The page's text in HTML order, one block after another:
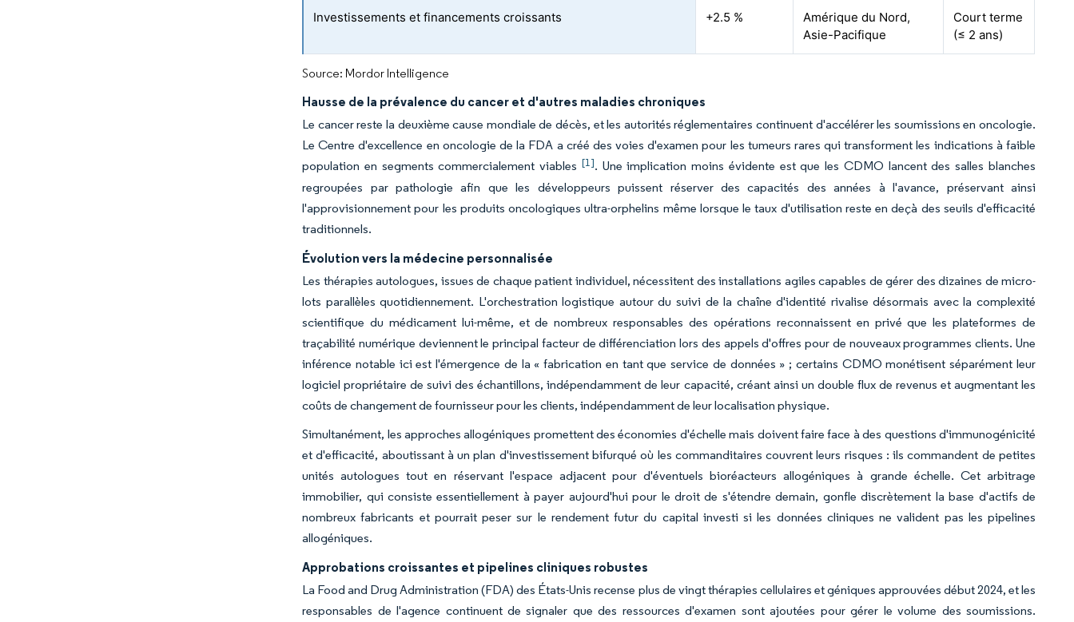
Investissements et financements croissants +2.5 %
Amérique du Nord,
Asie-Pacifique
Court terme
(≤ 2 ans)
Source: Mordor Intelligence
Hausse de la prévalence du cancer et d'autres maladies chroniques
Le cancer reste la deuxième cause mondiale de décès, et les autorités réglementaires continuent d'accélérer les soumissions en oncologie.
Le Centre d'excellence en oncologie de la FDA a créé des voies d'examen pour les tumeurs rares qui transforment les indications à faible
population en segments commercialement viables [1]. Une implication moins évidente est que les CDMO lancent des salles blanches
regroupées par pathologie afin que les développeurs puissent réserver des capacités des années à l'avance, préservant ainsi
l'approvisionnement pour les produits oncologiques ultra-orphelins même lorsque le taux d'utilisation reste en deçà des seuils d'efficacité
traditionnels.
Évolution vers la médecine personnalisée
Les thérapies autologues, issues de chaque patient individuel, nécessitent des installations agiles capables de gérer des dizaines de micro-
lots parallèles quotidiennement. L'orchestration logistique autour du suivi de la chaîne d'identité rivalise désormais avec la complexité
scientifique du médicament lui-même, et de nombreux responsables des opérations reconnaissent en privé que les plateformes de
traçabilité numérique deviennent le principal facteur de différenciation lors des appels d'offres pour de nouveaux programmes clients. Une
inférence notable ici est l'émergence de la « fabrication en tant que service de données » ; certains CDMO monétisent séparément leur
logiciel propriétaire de suivi des échantillons, indépendamment de leur capacité, créant ainsi un double flux de revenus et augmentant les
coûts de changement de fournisseur pour les clients, indépendamment de leur localisation physique.
Simultanément, les approches allogéniques promettent des économies d'échelle mais doivent faire face à des questions d'immunogénicité
et d'efficacité, aboutissant à un plan d'investissement bifurqué où les commanditaires couvrent leurs risques : ils commandent de petites
unités autologues tout en réservant l'espace adjacent pour d'éventuels bioréacteurs allogéniques à grande échelle. Cet arbitrage
immobilier, qui consiste essentiellement à payer aujourd'hui pour le droit de s'étendre demain, gonfle discrètement la base d'actifs de
nombreux fabricants et pourrait peser sur le rendement futur du capital investi si les données cliniques ne valident pas les pipelines
allogéniques.
Approbations croissantes et pipelines cliniques robustes
La Food and Drug Administration (FDA) des États-Unis recense plus de vingt thérapies cellulaires et géniques approuvées début 2024, et les
responsables de l'agence continuent de signaler que des ressources d'examen sont ajoutées pour gérer le volume des soumissions.